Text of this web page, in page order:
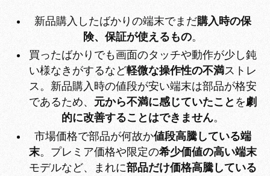
新品購入したばかりの端末でまだ購入時の保
険、保証が使えるもの。
買ったばかりでも画面のタッチや動作が少し鈍
い様なきがするなど軽微な操作性の不満ストレ
ス。新品購入時の値段が安い端末は部品が格安
であるため、 元から不満に感じていたこと を劇
的に改善することはできません。
市場価格で部品が何故か値段高騰している端
末。プレミア価格や限定の希少価値の高い端末
モデルなど、まれに部品だけ価格高騰している